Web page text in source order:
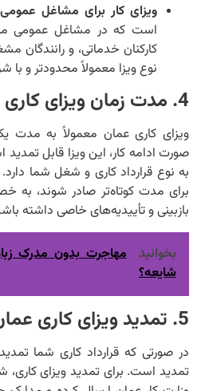
ویزای کار برای مشاغل
است که در مشاغل عمومی
کارکنان خدماتی، و رانندگان
نوع ویزا معمولاً محدودتر و
4. مدت زمان ویزای کاری عمان
ویزای کاری عمان معمولاً به
صورت ادامه کار، این ویزا قابل
به نوع قرارداد کاری و شغل شما
برای مدت کوتاه‌تر صادر شوند، به
بازبینی و تأییدیه‌های خاصی داشته
بخوانید
مهاجرت بدون مدرک
شایعه؟
5. تمدید ویزای کاری عمان
در صورتی که قرارداد کاری شما
تمدید است. برای تمدید ویزای کاری،